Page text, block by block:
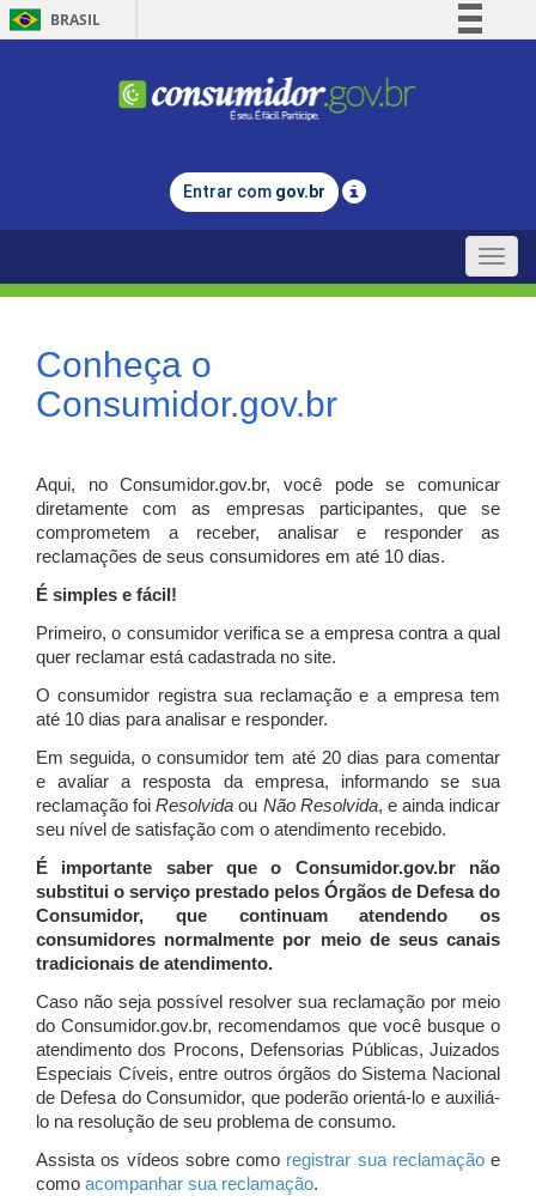
BRASIL
Comunica BR
Legislação
Entrar com gov.br
Toggle
Conheça o
Consumidor.gov.br
Aqui, no Consumidor.gov.br, você pode se comunicar
diretamente com as empresas participantes, que se
comprometem a receber, analisar e responder as
reclamações de seus consumidores em até 10 dias.
É simples e fácil!
Primeiro, o consumidor verifica se a empresa contra a qual
quer reclamar está cadastrada no site.
O consumidor registra sua reclamação e a empresa tem
até 10 dias para analisar e responder.
Em seguida, o consumidor tem até 20 dias para comentar
e avaliar a resposta da empresa, informando se sua
reclamação foiResolvida ou Não Resolvida, e ainda indicar
seu nível de satisfação com o atendimento recebido.
É importante saber que o Consumidor.gov.br não
substitui o serviço prestado pelos Órgãos de Defesa do
Consumidor, que continuam atendendo os
consumidores normalmente por meio de seus canais
tradicionais de atendimento.
Caso não seja possível resolver sua reclamação por meio
do Consumidor.gov.br, recomendamos que você busque o
atendimento dos Procons, Defensorias Públicas, Juizados
Especiais Cíveis, entre outros órgãos do Sistema Nacional
de Defesa do Consumidor, que poderão orientá-lo e auxiliá-
lo na resolução de seu problema de consumo.
Assista os vídeos sobre como registrar sua reclamaçãoe
como acompanhar sua reclamação.